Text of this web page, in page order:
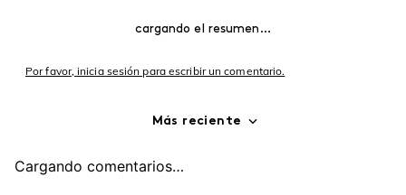
cargando el resumen…
Por favor, inicia sesión para escribir un comentario.
Más reciente
Cargando comentarios…